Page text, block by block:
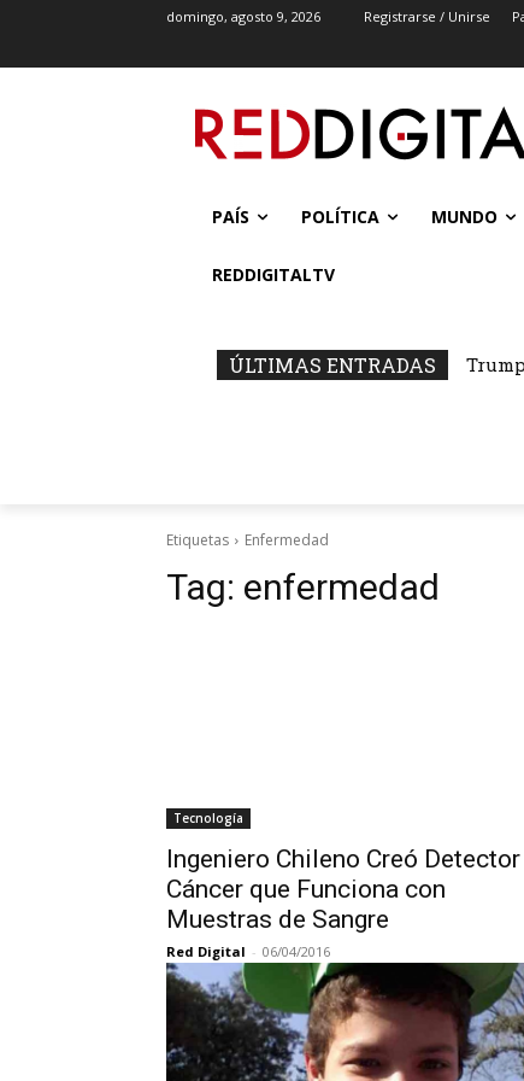
domingo, agosto 9, 2026 Registrarse / Unirse
PAÍS POLÍTICA MUNDO
REDDIGITALTV
ÚLTIMAS ENTRADAS
Etiquetas Enfermedad
Tag: enfermedad
Tecnología
Ingeniero Chileno Creó
Cáncer que Funciona con
Muestras de Sangre
Red Digital - 06/04/2016